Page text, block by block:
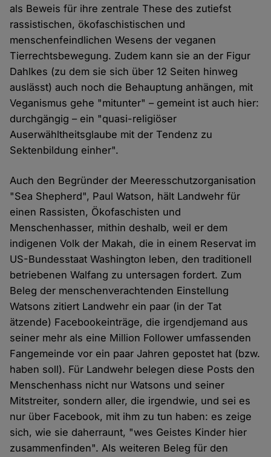
als Beweis für ihre zentrale These des zutiefst
rassistischen, ökofaschistischen und
menschenfeindlichen Wesens der veganen
Tierrechtsbewegung. Zudem kann sie an der Figur
Dahlkes (zu dem sie sich über 12 Seiten hinweg
auslässt) auch noch die Behauptung anhängen, mit
Veganismus gehe "mitunter" – gemeint ist auch hier:
durchgängig – ein "quasi-religiöser
Auserwähltheitsglaube mit der Tendenz zu
Sektenbildung einher".
Auch den Begründer der Meeresschutzorganisation
"Sea Shepherd", Paul Watson, hält Landwehr für
einen Rassisten, Ökofaschisten und
Menschenhasser, mithin deshalb, weil er dem
indigenen Volk der Makah, die in einem Reservat im
US-Bundesstaat Washington leben, den traditionell
betriebenen Walfang zu untersagen fordert. Zum
Beleg der menschenverachtenden Einstellung
Watsons zitiert Landwehr ein paar (in der Tat
ätzende) Facebookeinträge, die irgendjemand aus
seiner mehr als eine Million Follower umfassenden
Fangemeinde vor ein paar Jahren gepostet hat (bzw.
haben soll). Für Landwehr belegen diese Posts den
Menschenhass nicht nur Watsons und seiner
Mitstreiter, sondern aller, die irgendwie, und sei es
nur über Facebook, mit ihm zu tun haben: es zeige
sich, wie sie daherraunt, "wes Geistes Kinder hier
zusammenfinden". Als weiteren Beleg für den